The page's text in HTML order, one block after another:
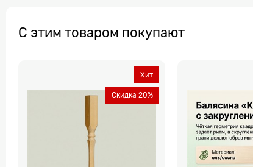
С этим товаром покупают
Хит
Скидка 20%